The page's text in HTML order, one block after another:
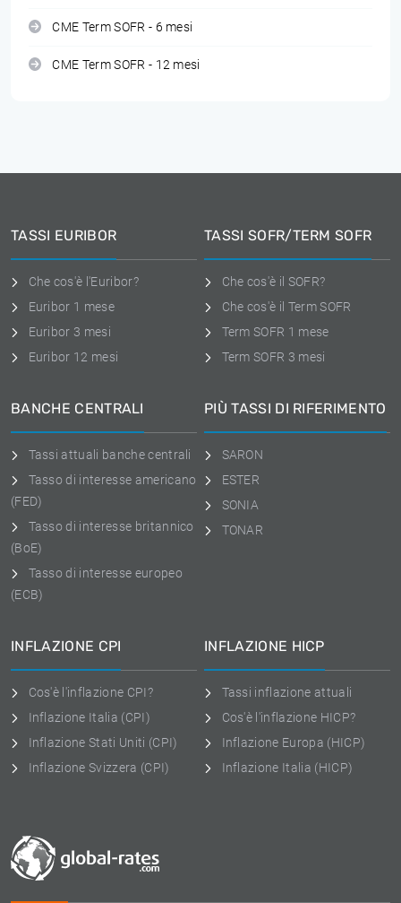
CME Term SOFR - 6 mesi
CME Term SOFR - 12 mesi
TASSI EURIBOR
Che cos'è l'Euribor?
Euribor 1 mese
Euribor 3 mesi
Euribor 12 mesi
TASSI SOFR/TERM SOFR
Che cos'è il SOFR?
Che cos'è il Term SOFR
Term SOFR 1 mese
Term SOFR 3 mesi
BANCHE CENTRALI
Tassi attuali banche centrali
Tasso di interesse americano
(FED)
Tasso di interesse britannico
(BoE)
Tasso di interesse europeo
(ECB)
PIÙ TASSI DI RIFERIMENTO
SARON
ESTER
SONIA
TONAR
INFLAZIONE CPI
Cos'è l'inflazione CPI?
Inflazione Italia (CPI)
Inflazione Stati Uniti (CPI)
Inflazione Svizzera (CPI)
INFLAZIONE HICP
Tassi inflazione attuali
Cos'è l'inflazione HICP?
Inflazione Europa (HICP)
Inflazione Italia (HICP)